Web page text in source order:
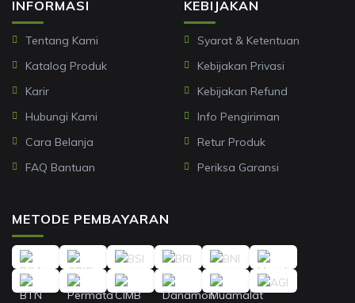
INFORMASI
Tentang Kami
Katalog Produk
Karir
Hubungi Kami
Cara Belanja
FAQ Bantuan
KEBIJAKAN
Syarat & Ketentuan
Kebijakan Privasi
Kebijakan Refund
Info Pengiriman
Retur Produk
Periksa Garansi
METODE PEMBAYARAN